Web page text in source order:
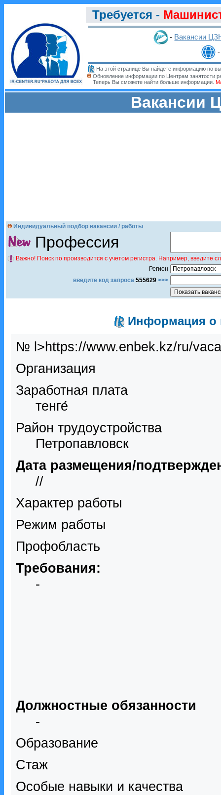
Требуется -
- Вакансии
На этой странице Вы найдете информацию по
Обновление информации по Центрам занятости
Теперь Вы сможете найти больше информации.
Вакансии
Индивидуальный подбор вакансии / работы
Профессия
Важно! Поиск по производится с учетом регистра. Например,
Регион
введите код запроса 555629 >>>
Информация о
№ l>https://www.enbek.kz/ru/
Организация
Заработная плата
тенге́
Район трудоустройства
Петропавловск
Дата размещения/
//
Характер работы
Режим работы
Профобласть
Требования:
-
Должностные обязанности
-
Образование
Стаж
Особые навыки и качества